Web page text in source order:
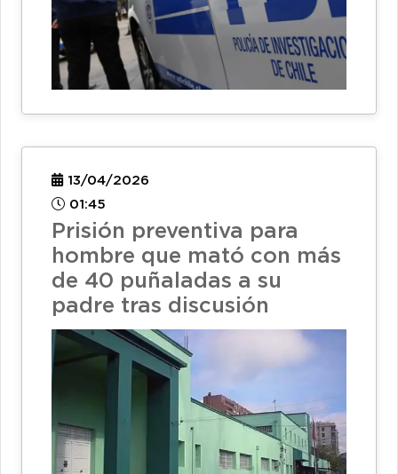
13/04/2026
01:45
Prisión preventiva para
hombre que mató con más
de 40 puñaladas a su
padre tras discusión